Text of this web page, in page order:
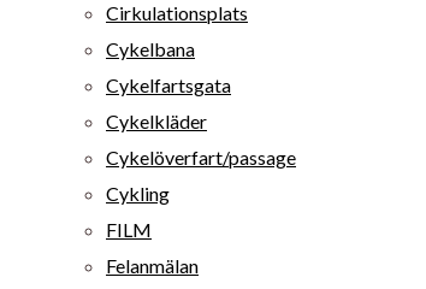
Cirkulationsplats
Cykelbana
Cykelfartsgata
Cykelkläder
Cykelöverfart/passage
Cykling
FILM
Felanmälan